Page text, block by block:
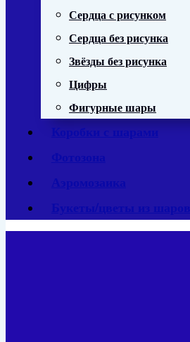
Сердца с рисунком
Сердца без рисунка
Звёзды без рисунка
Цифры
Фигурные шары
Коробки с шарами
Фотозона
Аэромозаика
Букеты/цветы из шаров